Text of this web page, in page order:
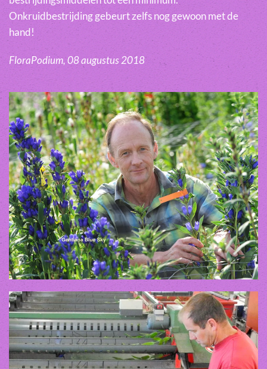
Onkruidbestrijding gebeurt zelfs nog gewoon met de
hand!
FloraPodium, 08 augustus 2018